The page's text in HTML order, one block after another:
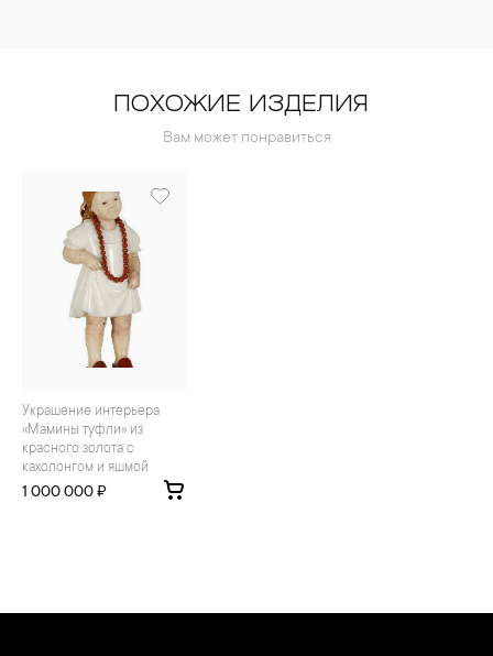
ПОХОЖИЕ ИЗДЕЛИЯ
Вам может понравиться
Украшение интерьера
«Мамины туфли» из
красного золота с
кахолонгом и яшмой
1 000 000 ₽